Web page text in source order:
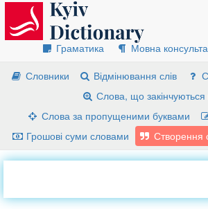
Граматика
Мовна
Словники
Відмінювання слів
Слова, що
Слова за пропущеними буквами
Грошові суми словами
Створення